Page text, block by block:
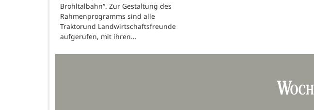
Brohltalbahn“. Zur Gestaltung des
Rahmenprogramms sind alle
Traktorund Landwirtschaftsfreunde
aufgerufen, mit ihren…